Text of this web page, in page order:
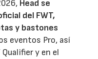
Head se
del FWT,
y bastones
eventos Pro, así
Qualifier y en el